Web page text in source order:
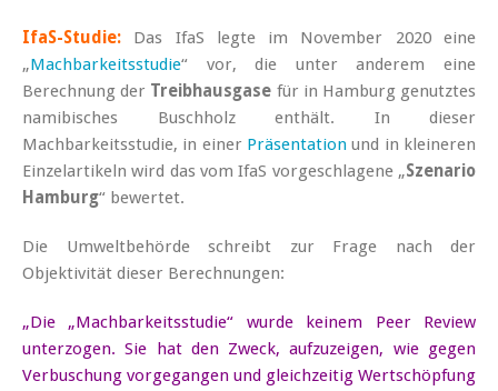
IfaS-Studie: Das IfaS legte im November 2020 eine
„Machbarkeitsstudie“ vor, die unter anderem eine
Berechnung der Treibhausgase für in Hamburg genutztes
namibisches Buschholz enthält. In dieser
Machbarkeitsstudie, in einer Präsentation und in kleineren
Einzelartikeln wird das vom IfaS vorgeschlagene „Szenario
Hamburg“ bewertet.
Die Umweltbehörde schreibt zur Frage nach der
Objektivität dieser Berechnungen:
„Die „Machbarkeitsstudie“ wurde keinem Peer Review
unterzogen. Sie hat den Zweck, aufzuzeigen, wie gegen
Verbuschung vorgegangen und gleichzeitig Wertschöpfung